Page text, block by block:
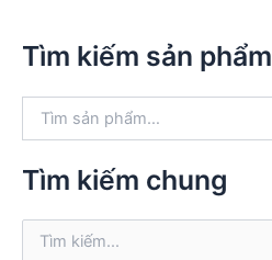
Tìm kiếm sản phẩm
k
ế
Tìm kiếm chung